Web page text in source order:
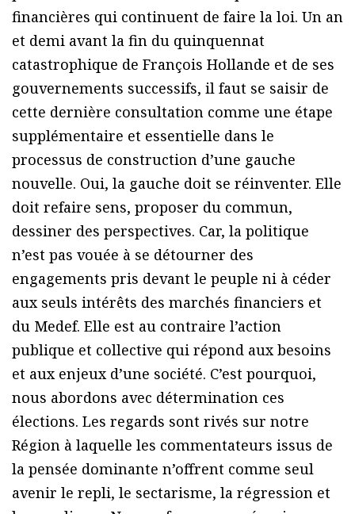
financières qui continuent de faire la loi. Un an
et demi avant la fin du quinquennat
catastrophique de François Hollande et de ses
gouvernements successifs, il faut se saisir de
cette dernière consultation comme une étape
supplémentaire et essentielle dans le
processus de construction d’une gauche
nouvelle. Oui, la gauche doit se réinventer. Elle
doit refaire sens, proposer du commun,
dessiner des perspectives. Car, la politique
n’est pas vouée à se détourner des
engagements pris devant le peuple ni à céder
aux seuls intérêts des marchés financiers et
du Medef. Elle est au contraire l’action
publique et collective qui répond aux besoins
et aux enjeux d’une société. C’est pourquoi,
nous abordons avec détermination ces
élections. Les regards sont rivés sur notre
Région à laquelle les commentateurs issus de
la pensée dominante n’offrent comme seul
avenir le repli, le sectarisme, la régression et